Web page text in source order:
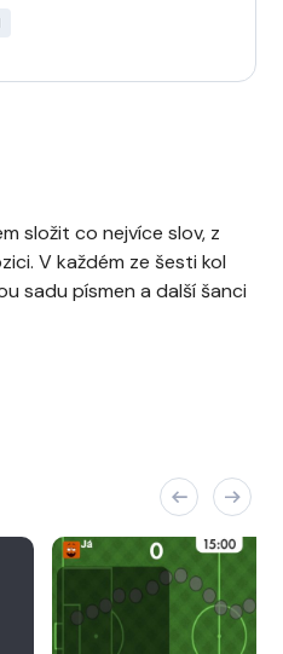
složit co nejvíce slov, z
V každém ze šesti kol
sadu písmen a další šanci